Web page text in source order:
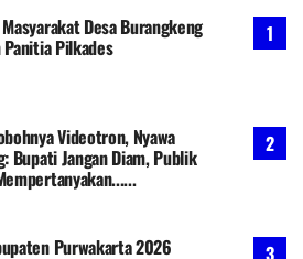
Desa Burangkeng
Pilkades
Videotron, Nyawa
Bupati Jangan Diam, Publik
Purwakarta 2026